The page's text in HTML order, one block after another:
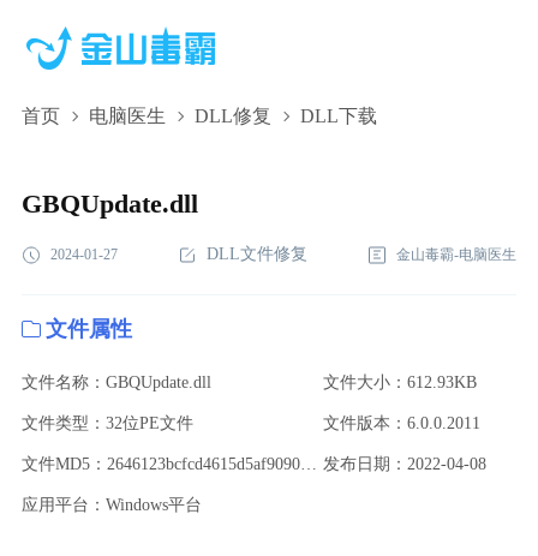
首页 电脑医生 DLL修复 DLL下载
GBQUpdate.dll,GBQUpdate.dll下载,GBQUpdate.dll修复
GBQUpdate.dll
2024-01-27 DLL文件修复 金山毒霸-电脑医生
文件属性
文件名称：GBQUpdate.dll 文件大小：612.93KB
文件类型：32位PE文件 文件版本：6.0.0.2011
文件MD5：2646123bcfcd4615d5af9090ef2dd0cb 发布日期：2022-04-08
应用平台：Windows平台